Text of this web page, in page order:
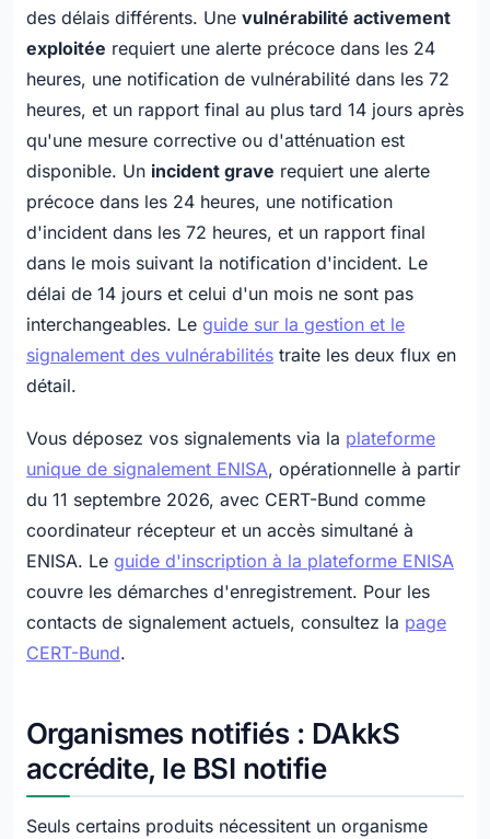
des délais différents. Une vulnérabilité activement
exploitée requiert une alerte précoce dans les 24
heures, une notification de vulnérabilité dans les 72
heures, et un rapport final au plus tard 14 jours après
qu'une mesure corrective ou d'atténuation est
disponible. Un incident grave requiert une alerte
précoce dans les 24 heures, une notification
d'incident dans les 72 heures, et un rapport final
dans le mois suivant la notification d'incident. Le
délai de 14 jours et celui d'un mois ne sont pas
interchangeables. Le guide sur la gestion et le
signalement des vulnérabilités traite les deux flux en
détail.
Vous déposez vos signalements via la plateforme
unique de signalement ENISA, opérationnelle à partir
du 11 septembre 2026, avec CERT-Bund comme
coordinateur récepteur et un accès simultané à
ENISA. Le guide d'inscription à la plateforme ENISA
couvre les démarches d'enregistrement. Pour les
contacts de signalement actuels, consultez la page
CERT-Bund.
Organismes notifiés : DAkkS
accrédite, le BSI notifie
Seuls certains produits nécessitent un organisme